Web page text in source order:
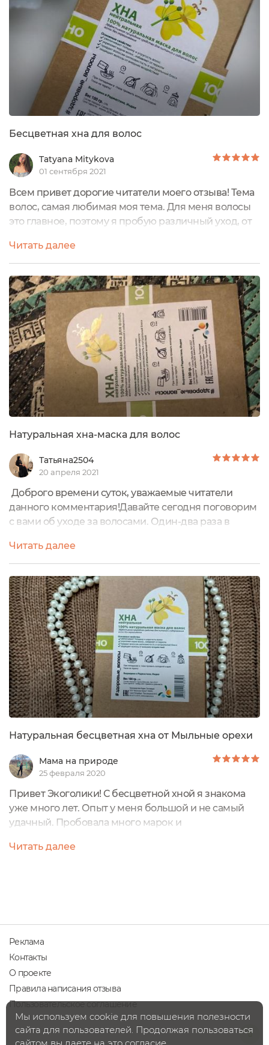
контроля вскрытия. На картонной коробке -
фирменная наклейка...
Бесцветная хна для волос
Tatyana Mitykova
01 сентября 2021
Всем привет дорогие читатели моего отзыва! Тема
волос, самая любимая моя тема. Для меня волосы
это главное, поэтому я пробую различный уход, от
бесцветная хна для волос. Раньше я много слышала
о её полезных свойствах, но сама никогда не
пробовала. И вот, протестировав, хочу поделиться
своими впечатлениями с вами. Где купить
: приобрести можно на официальном...
Читать далее
Натуральная хна-маска для волос
Татьяна2504
20 апреля 2021
Доброго времени суток, уважаемые читатели
данного комментария!Давайте сегодня поговорим
с вами об уходе за волосами. Один-два раза в
магазинах можно найти уже готовые маски, но
лучше натуральных масок ничего быть не
может.Поэтому хочу вам рассказать про чудесную
маску для волос от Soapberry. Если быть точнее, то
это 100% натуральная хна для волос. Наверняка...
Читать далее
Натуральная бесцветная хна от Мыльные орехи
Мама на природе
25 февраля 2020
Привет Экоголики! С бесцветной хной я знакома
уже много лет. Опыт у меня большой и не самый
удачный. Пробовала много марок и
хне от Мыльные орехи. Заказывала через
волосНасыщение кожи...
Читать далее
Реклама
Контакты
О проекте
Правила написания отзыва
Пользовательское соглашение
Мы используем cookie для повышения полезности
сайта для пользователей. Продолжая пользоваться